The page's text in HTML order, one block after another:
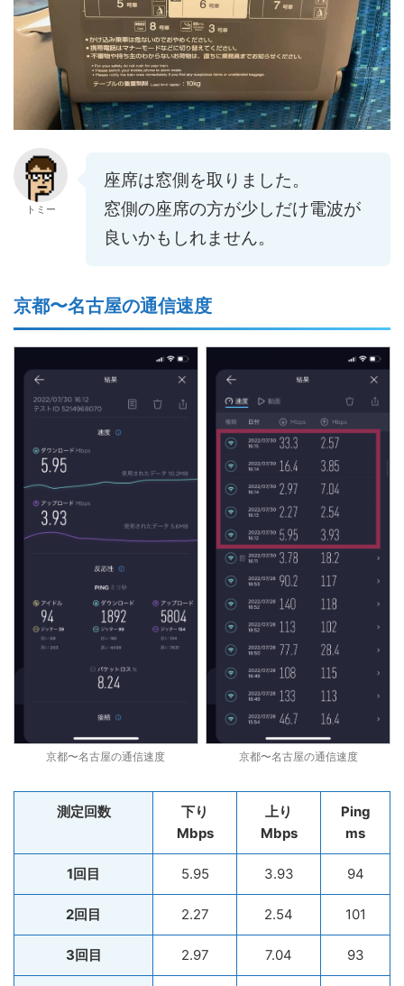
トミー
座席は窓側を取りました。
窓側の座席の方が少しだけ電波が
良いかもしれません。
京都〜名古屋の通信速度
京都〜名古屋の通信速度 京都〜名古屋の通信速度
測定回数
下り
Mbps
上り
Mbps
Ping
ms
1回目 5.95 3.93 94
2回目 2.27 2.54 101
3回目 2.97 7.04 93